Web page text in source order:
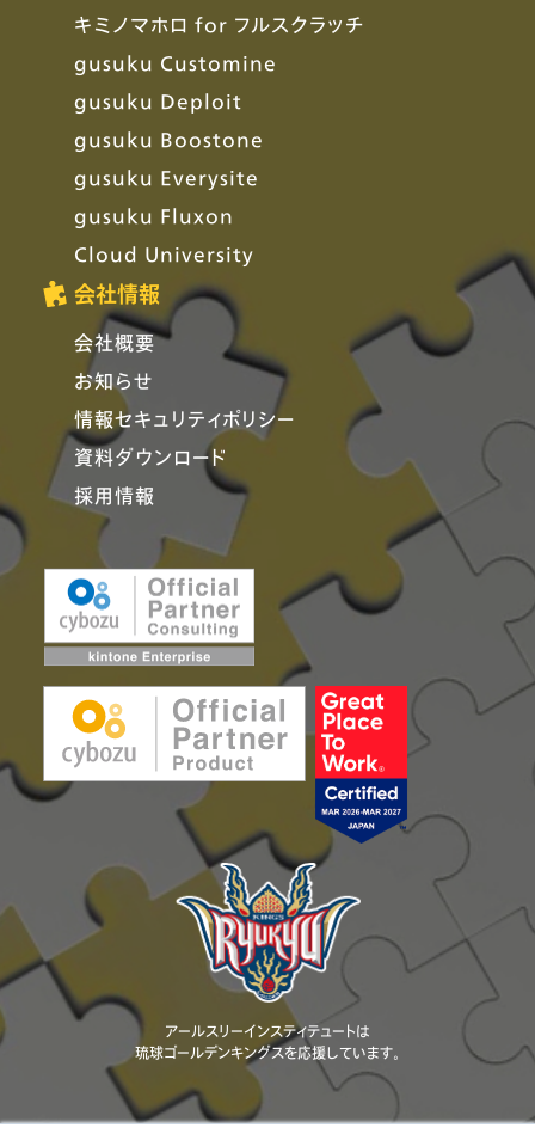
キミノマホロ for フルスクラッチ
gusuku Customine
gusuku Deploit
gusuku Boostone
gusuku Everysite
gusuku Fluxon
Cloud University
会社情報
会社概要
お知らせ
情報セキュリティポリシー
資料ダウンロード
採用情報
アールスリーインスティテュートは
琉球ゴールデンキングスを応援しています。